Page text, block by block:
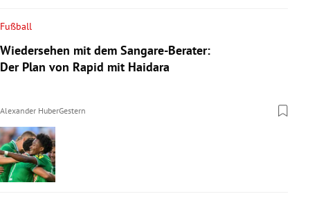
Fußball
Wiedersehen mit dem Sangare-Berater:
Der Plan von Rapid mit Haidara
Alexander HuberGestern